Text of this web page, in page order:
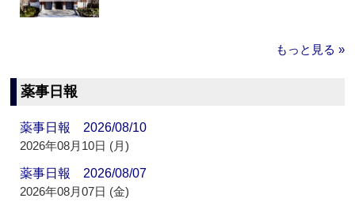
もっと見る »
薬事日報
薬事日報 2026/08/10
2026年08月10日 (月)
薬事日報 2026/08/07
2026年08月07日 (金)